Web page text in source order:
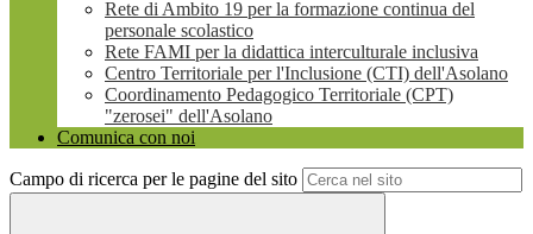
Rete di Ambito 19 per la formazione continua del
personale scolastico
Rete FAMI per la didattica interculturale inclusiva
Centro Territoriale per l'Inclusione (CTI) dell'Asolano
Coordinamento Pedagogico Territoriale (CPT)
"zerosei" dell'Asolano
Comunica con noi
Campo di ricerca per le pagine del sito